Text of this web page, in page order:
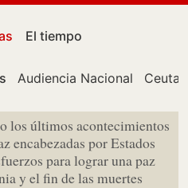
El tiempo
Audiencia Nacional Ceuta
los últimos acontecimientos
encabezadas por Estados
para lograr una paz
y el fin de las muertes